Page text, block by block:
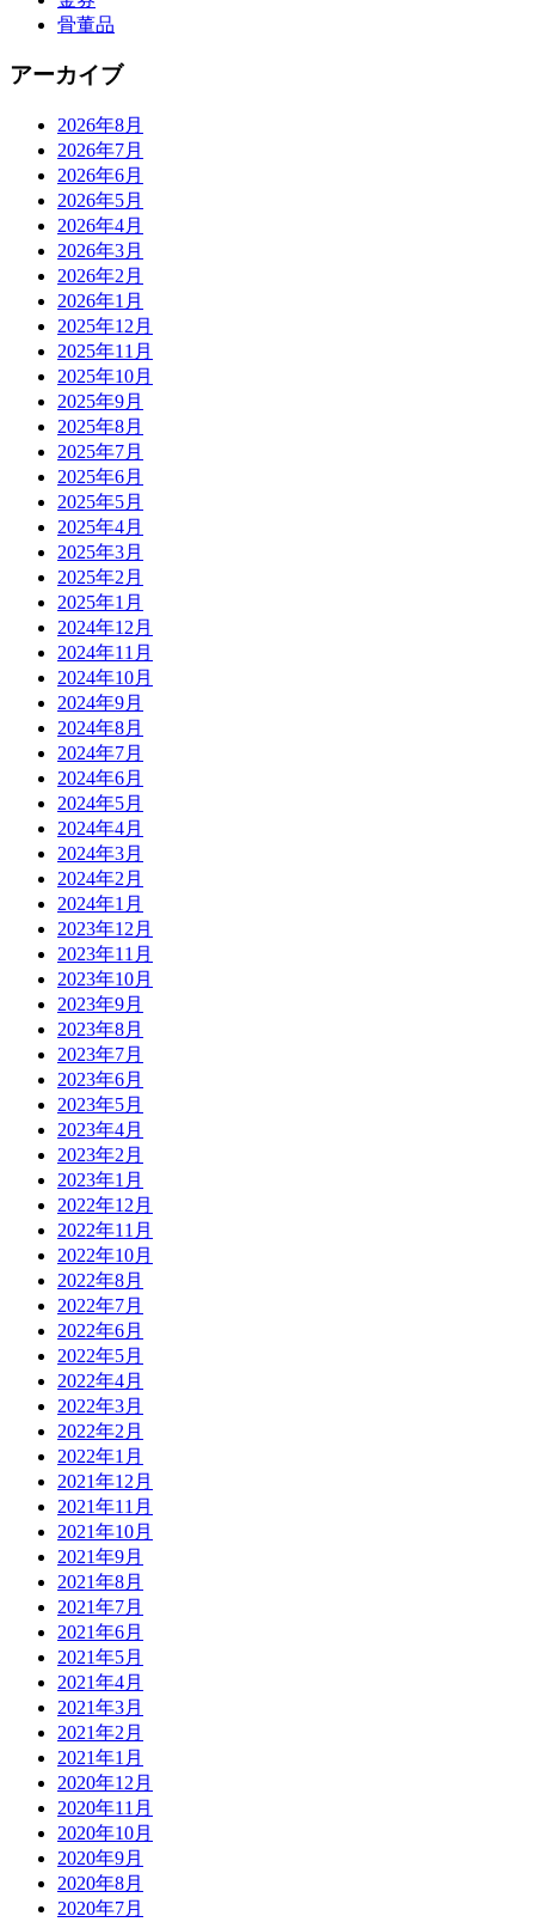
骨董品
アーカイブ
2026年8月
2026年7月
2026年6月
2026年5月
2026年4月
2026年3月
2026年2月
2026年1月
2025年12月
2025年11月
2025年10月
2025年9月
2025年8月
2025年7月
2025年6月
2025年5月
2025年4月
2025年3月
2025年2月
2025年1月
2024年12月
2024年11月
2024年10月
2024年9月
2024年8月
2024年7月
2024年6月
2024年5月
2024年4月
2024年3月
2024年2月
2024年1月
2023年12月
2023年11月
2023年10月
2023年9月
2023年8月
2023年7月
2023年6月
2023年5月
2023年4月
2023年2月
2023年1月
2022年12月
2022年11月
2022年10月
2022年8月
2022年7月
2022年6月
2022年5月
2022年4月
2022年3月
2022年2月
2022年1月
2021年12月
2021年11月
2021年10月
2021年9月
2021年8月
2021年7月
2021年6月
2021年5月
2021年4月
2021年3月
2021年2月
2021年1月
2020年12月
2020年11月
2020年10月
2020年9月
2020年8月
2020年7月